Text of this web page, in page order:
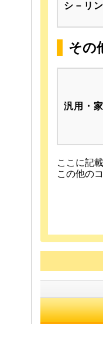
シ－リ
その
汎用・
ここに記
この他の